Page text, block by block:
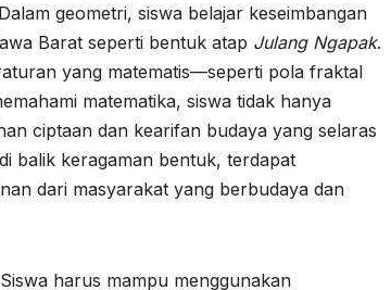
geometri, siswa belajar keseimbangan
Barat seperti bentuk atap Julang Ngapak.
yang matematis—seperti pola fraktal
matematika, siswa tidak hanya
ciptaan dan kearifan budaya yang selaras
balik keragaman bentuk, terdapat
dari masyarakat yang berbudaya dan
harus mampu menggunakan